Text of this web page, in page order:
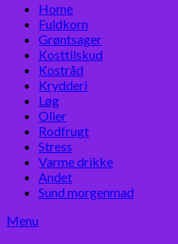
Home
Fuldkorn
Grøntsager
Kosttilskud
Kostråd
Krydderi
Løg
Olier
Rodfrugt
Stress
Varme drikke
Andet
Sund morgenmad
Menu